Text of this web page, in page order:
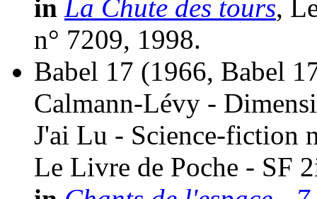
in La Chute des tours,
n° 7209, 1998.
Babel 17 (1966, Babel
Calmann-Lévy -
J'ai Lu - Science-fiction
Le Livre de Poche - SF